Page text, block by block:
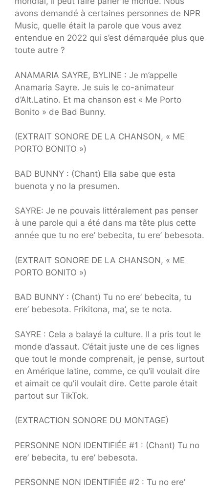
avons demandé à certaines personnes de NPR
Music, quelle était la parole que vous avez
entendue en 2022 qui s’est démarquée plus que
toute autre ?
ANAMARIA SAYRE, BYLINE : Je m’appelle
Anamaria Sayre. Je suis le co-animateur
d’Alt.Latino. Et ma chanson est « Me Porto
Bonito » de Bad Bunny.
(EXTRAIT SONORE DE LA CHANSON, « ME
PORTO BONITO »)
BAD BUNNY : (Chant) Ella sabe que esta
buenota y no la presumen.
SAYRE: Je ne pouvais littéralement pas penser
à une parole qui a été dans ma tête plus cette
année que tu no ere’ bebecita, tu ere’ bebesota.
(EXTRAIT SONORE DE LA CHANSON, « ME
PORTO BONITO »)
BAD BUNNY : (Chant) Tu no ere’ bebecita, tu
ere’ bebesota. Frikitona, ma’, se te nota.
SAYRE : Cela a balayé la culture. Il a pris tout le
monde d’assaut. C’était juste une de ces lignes
que tout le monde comprenait, je pense, surtout
en Amérique latine, comme, ce qu’il voulait dire
et aimait ce qu’il voulait dire. Cette parole était
partout sur TikTok.
(EXTRACTION SONORE DU MONTAGE)
PERSONNE NON IDENTIFIÉE #1 : (Chant) Tu no
ere’ bebecita, tu ere’ bebesota.
PERSONNE NON IDENTIFIÉE #2 : Tu no ere’